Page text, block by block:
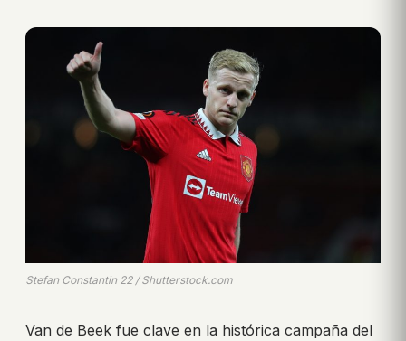
Stefan Constantin 22 / Shutterstock.com
Van de Beek fue clave en la histórica campaña del